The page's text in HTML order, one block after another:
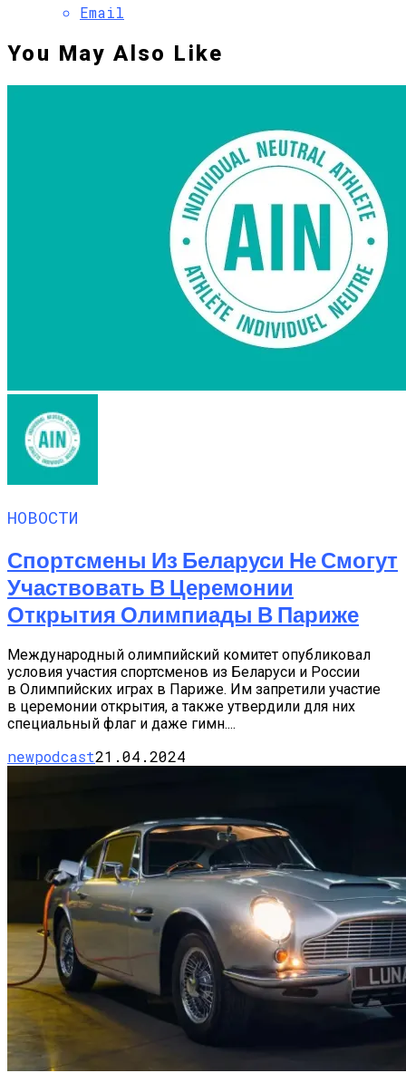
Email
You May Also Like
НОВОСТИ
Спортсмены Из Беларуси Не Смогут
Участвовать В Церемонии
Открытия Олимпиады В Париже
Международный олимпийский комитет опубликовал
условия участия спортсменов из Беларуси и России
в Олимпийских играх в Париже. Им запретили участие
в церемонии открытия, а также утвердили для них
специальный флаг и даже гимн....
newpodcast21.04.2024